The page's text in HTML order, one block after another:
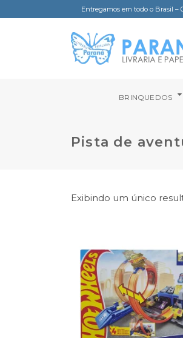
Entregamos em todo o Brasil –
BRINQUEDOS
Pista de
Exibindo um único